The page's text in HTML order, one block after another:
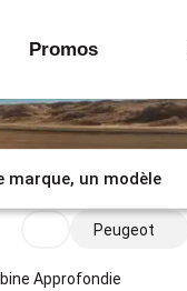
Promos
Peugeot
Approfondie